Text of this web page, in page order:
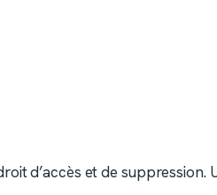
d’accès et de suppression.